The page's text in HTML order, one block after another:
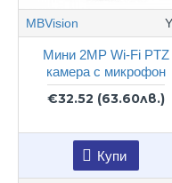
MBVision
Мини 2MP Wi-Fi PTZ
камера с микрофон
€32.52 (63.60лв.)
Купи